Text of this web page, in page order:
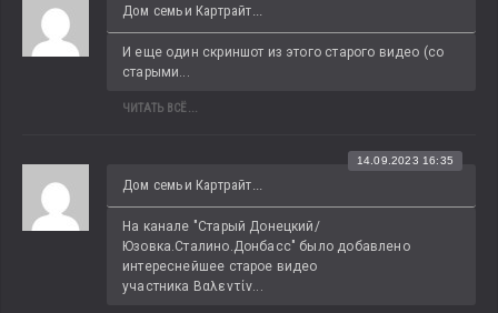
Дом семьи Картрайт...
И еще один скриншот из этого старого видео (со
старыми...
ЧИТАТЬ ВСЁ...
Дом семьи Картрайт...
14.09.2023 16:35
На канале "Старый Донецкий/
Юзовка.Сталино.Донбасс" было добавлено
интереснейшее старое видео
участника Βαλεντίν...